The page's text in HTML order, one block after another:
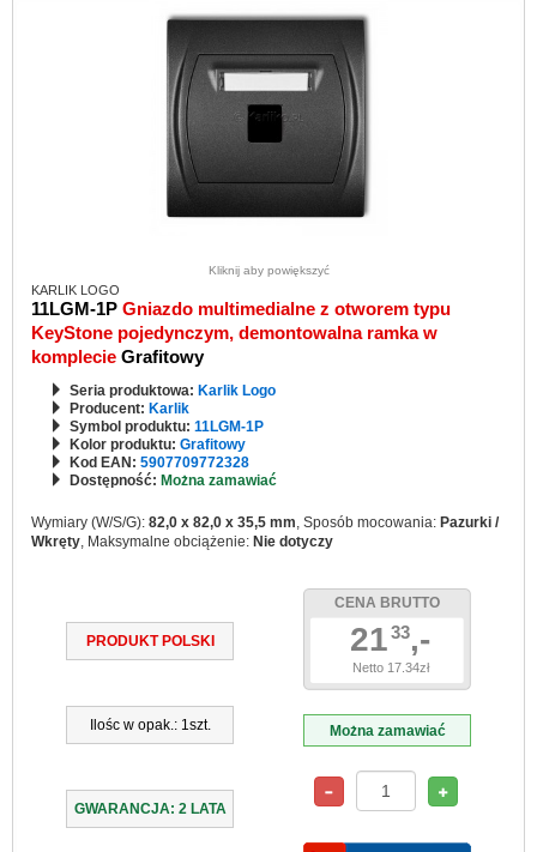
Kliknij aby powiększyć
KARLIK LOGO
11LGM-1P Gniazdo multimedialne z otworem typu
KeyStone pojedynczym, demontowalna ramka w
komplecie Grafitowy
Seria produktowa: Karlik Logo
Producent: Karlik
Symbol produktu: 11LGM-1P
Kolor produktu: Grafitowy
Kod EAN: 5907709772328
Dostępność: Można zamawiać
Wymiary (W/S/G): 82,0 x 82,0 x 35,5 mm, Sposób mocowania: Pazurki /
Wkręty, Maksymalne obciążenie: Nie dotyczy
PRODUKT POLSKI
Ilośc w opak.: 1szt.
GWARANCJA: 2 LATA
CENA BRUTTO
2133,-
Netto 17.34zł
Można zamawiać